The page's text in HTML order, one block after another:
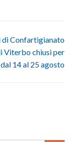
Confartigianato
Viterbo chiusi per
14 al 25 agosto